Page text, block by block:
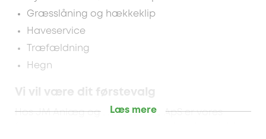
Græsslåning og hækkeklip
Haveservice
Træfældning
Hegn
Vi vil være dit førstevalg
Hos JM Anlæg og Haveservice ApS er vores
Læs mere